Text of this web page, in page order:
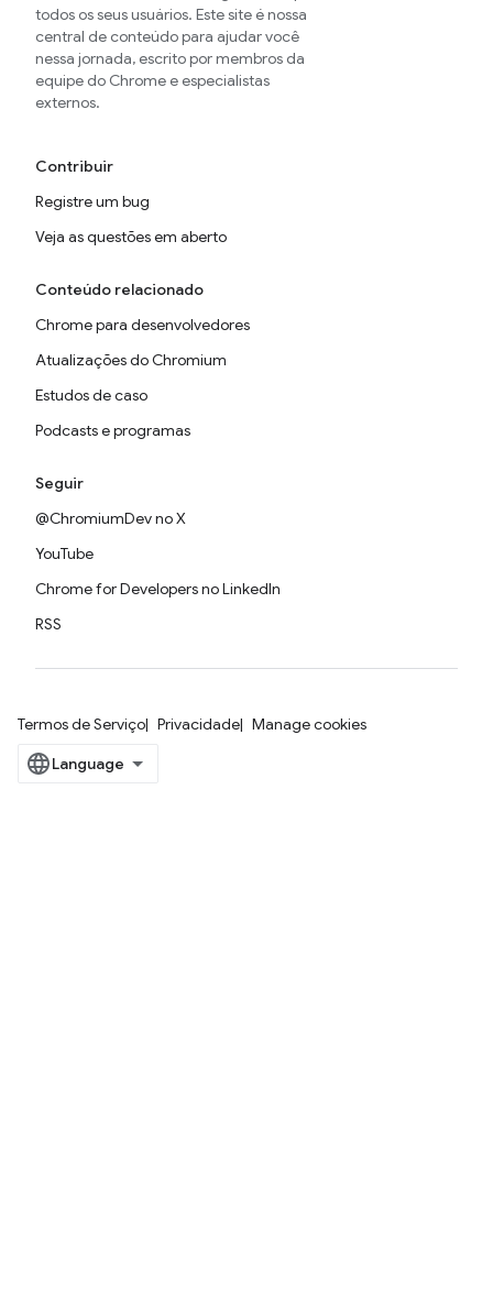
todos os seus usuários. Este site é nossa
central de conteúdo para ajudar você
nessa jornada, escrito por membros da
equipe do Chrome e especialistas
externos.
Contribuir
Registre um bug
Veja as questões em aberto
Conteúdo relacionado
Chrome para desenvolvedores
Atualizações do Chromium
Estudos de caso
Podcasts e programas
Seguir
@ChromiumDev no X
YouTube
Chrome for Developers no LinkedIn
RSS
Termos de Serviço Privacidade Manage cookies